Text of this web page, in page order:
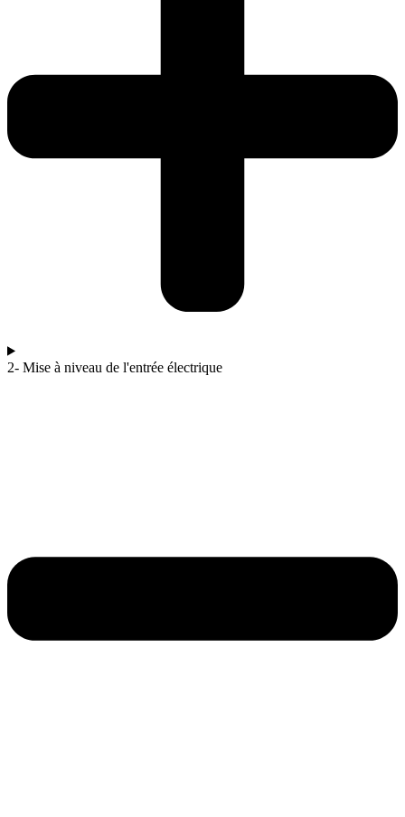
2- Mise à niveau de l'entrée électrique